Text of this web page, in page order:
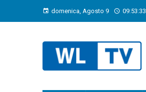
domenica, Agosto 9 09:53:34